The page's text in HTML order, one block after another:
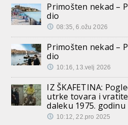
Primošten nekad –
dio
08:35, 6.ožu 2026
Primošten nekad –
dio
10:16, 13.velj 2026
IZ ŠKAFETINA:
utrke tovara i
daleku 1975. godinu
10:12, 22.pro 2025